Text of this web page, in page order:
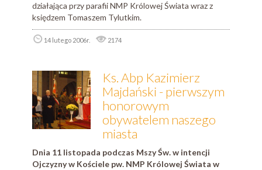
działająca przy parafii NMP Królowej Świata wraz z
księdzem Tomaszem Tylutkim.
14 lutego 2006r. 2174
Ks. Abp Kazimierz
Majdański - pierwszym
honorowym
obywatelem naszego
miasta
Dnia 11 listopada podczas Mszy Św. w intencji
Ojczyzny w Kościele pw. NMP Królowej Świata w